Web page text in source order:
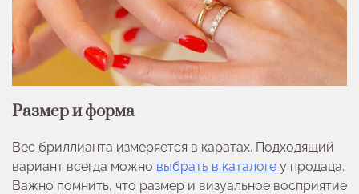
Размер и форма
Вес бриллианта измеряется в каратах. Подходящий
вариант всегда можно выбрать в каталоге у продаца.
Важно помнить, что размер и визуальное восприятие